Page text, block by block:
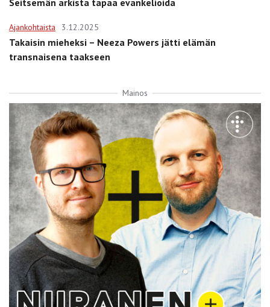
Seitsemän arkista tapaa evankelioida
Ajankohtaista 3.12.2025
Takaisin mieheksi – Neeza Powers jätti elämän
transnaisena taakseen
Mainos